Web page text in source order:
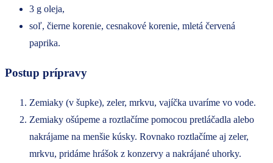
3 g oleja,
soľ, čierne korenie, cesnakové korenie, mletá červená
paprika.
Postup prípravy
Zemiaky (v šupke), zeler, mrkvu, vajíčka uvaríme vo vode.
Zemiaky ošúpeme a roztlačíme pomocou pretláčadla alebo
nakrájame na menšie kúsky. Rovnako roztlačíme aj zeler,
mrkvu, pridáme hrášok z konzervy a nakrájané uhorky.